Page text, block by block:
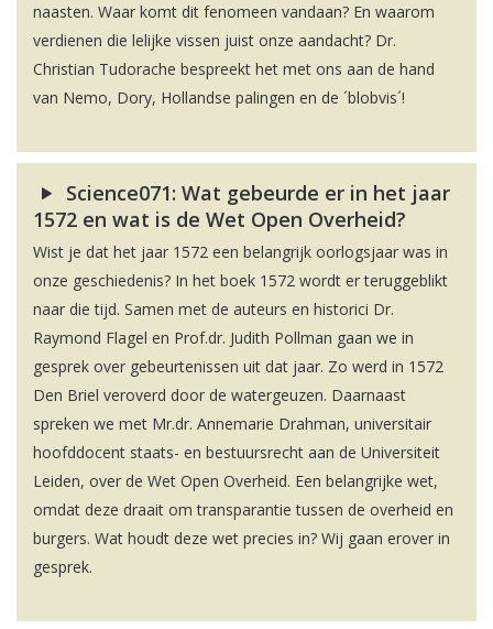
naasten. Waar komt dit fenomeen vandaan? En waarom
verdienen die lelijke vissen juist onze aandacht? Dr.
Christian Tudorache bespreekt het met ons aan de hand
van Nemo, Dory, Hollandse palingen en de ´blobvis´!
Science071: Wat gebeurde er in het jaar
1572 en wat is de Wet Open Overheid?
Wist je dat het jaar 1572 een belangrijk oorlogsjaar was in
onze geschiedenis? In het boek 1572 wordt er teruggeblikt
naar die tijd. Samen met de auteurs en historici Dr.
Raymond Flagel en Prof.dr. Judith Pollman gaan we in
gesprek over gebeurtenissen uit dat jaar. Zo werd in 1572
Den Briel veroverd door de watergeuzen. Daarnaast
spreken we met Mr.dr. Annemarie Drahman, universitair
hoofddocent staats- en bestuursrecht aan de Universiteit
Leiden, over de Wet Open Overheid. Een belangrijke wet,
omdat deze draait om transparantie tussen de overheid en
burgers. Wat houdt deze wet precies in? Wij gaan erover in
gesprek.